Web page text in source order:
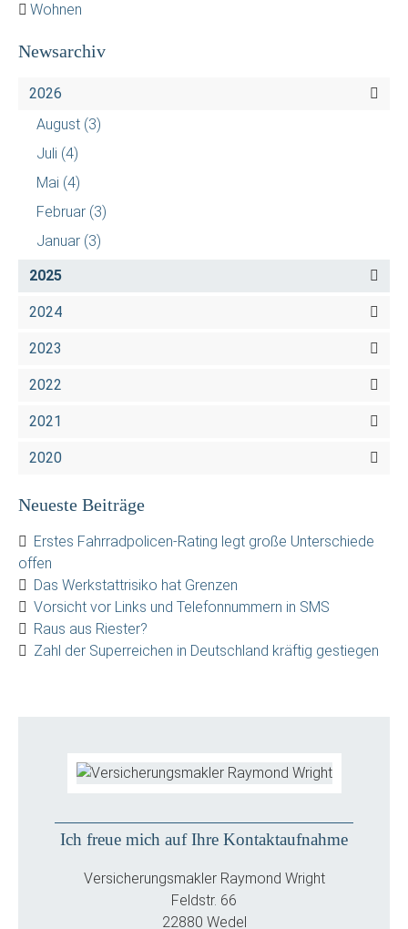
Wohnen
Newsarchiv
2026
August (3)
Juli (4)
Mai (4)
Februar (3)
Januar (3)
2025
2024
2023
2022
2021
2020
Neueste Beiträge
Erstes Fahrradpolicen-Rating legt große Unterschiede
offen
Das Werkstattrisiko hat Grenzen
Vorsicht vor Links und Telefonnummern in SMS
Raus aus Riester?
Zahl der Superreichen in Deutschland kräftig gestiegen
Ich freue mich auf Ihre Kontaktaufnahme
Versicherungsmakler Raymond Wright
Feldstr. 66
22880 Wedel